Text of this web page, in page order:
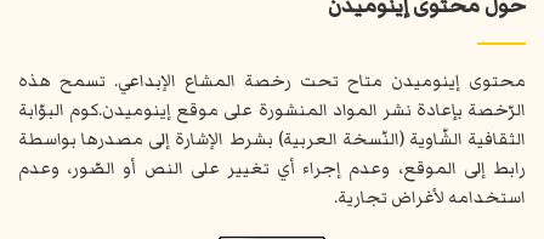
حول محتوى إينوميدن
محتوى إينوميدن متاح تحت رخصة المشاع الإبداعي. تسمح هذه
الرّخصة بإعادة نشر المواد المنشورة على موقع إينوميدن.كوم البوّابة
الثقافية الشّاوية (النّسخة العربية) بشرط الإشارة إلى مصدرها بواسطة
رابط إلى الموقع، وعدم إجراء أي تغيير على النص أو الصّور، وعدم
استخدامه لأغراض تجارية.